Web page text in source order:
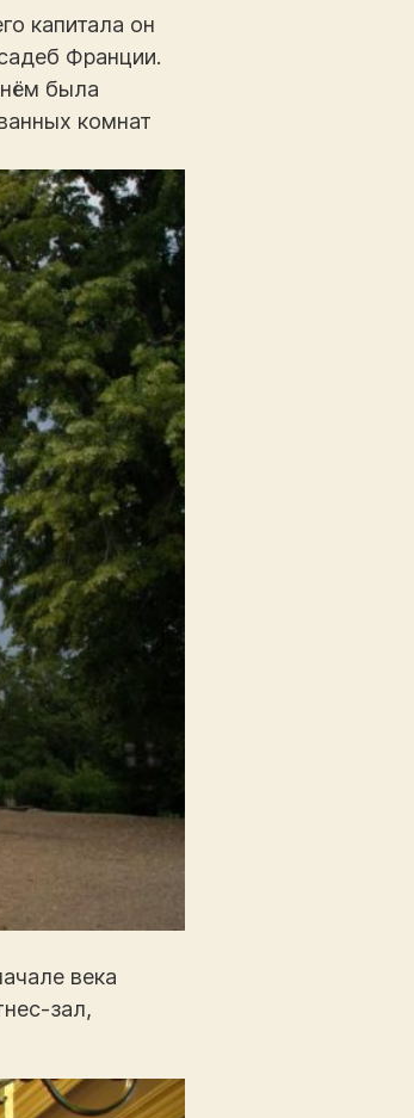
капитала он
Франции.
нём была
комнат
века
зал,